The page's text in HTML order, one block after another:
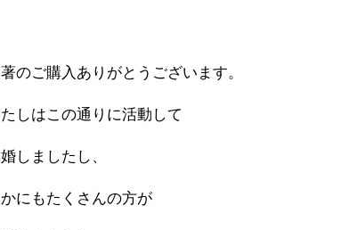
のご購入ありがとうございます。
しはこの通りに活動して
しましたし、
にもたくさんの方が